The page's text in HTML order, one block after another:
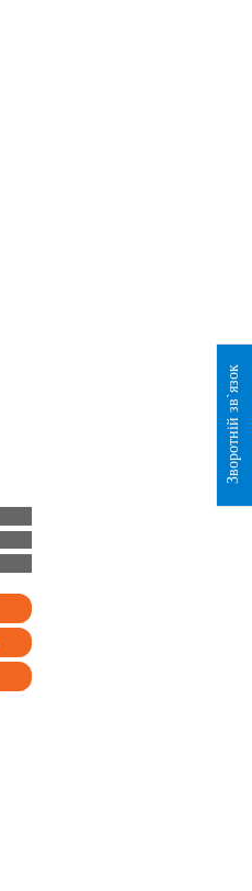
Зворотній зв`язок